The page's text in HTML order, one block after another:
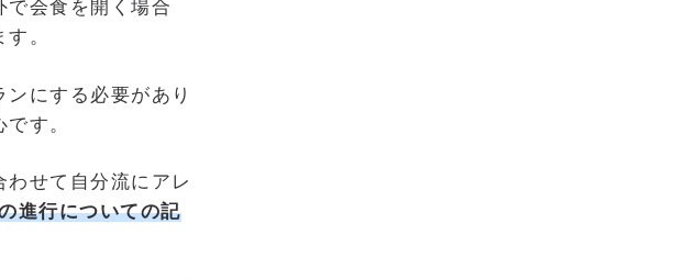
で会食を開く場合
。
にする必要があり
す。
せて自分流にアレ
進行についての記